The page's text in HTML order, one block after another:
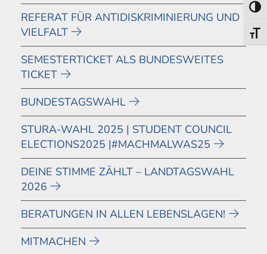
REFERAT FÜR ANTIDISKRIMINIERUNG UND
VIELFALT
SEMESTERTICKET ALS BUNDESWEITES
TICKET
BUNDESTAGSWAHL
STURA-WAHL 2025 | STUDENT COUNCIL
ELECTIONS2025 |#MACHMALWAS25
DEINE STIMME ZÄHLT – LANDTAGSWAHL
2026
BERATUNGEN IN ALLEN LEBENSLAGEN!
MITMACHEN